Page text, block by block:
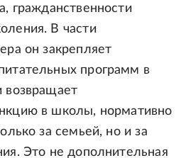
гражданственности
В части
он закрепляет
программ в
возвращает
в школы, нормативно
за семьей, но и за
Это не дополнительная